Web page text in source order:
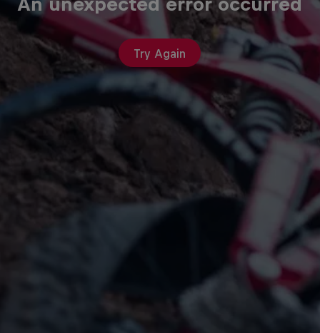
An unexpected error occurred
Try Again